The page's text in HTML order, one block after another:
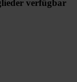
verfügbar